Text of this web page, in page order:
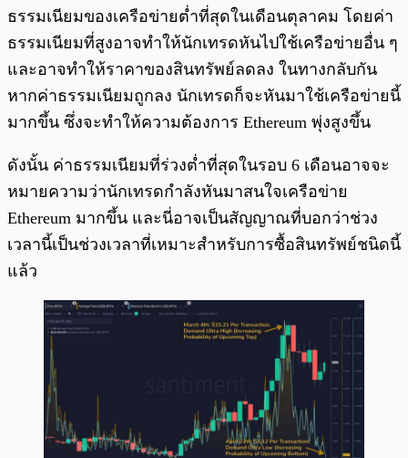
ธรรมเนียมของเครือข่ายต่ำที่สุดในเดือนตุลาคม โดยค่า
ธรรมเนียมที่สูงอาจทำให้นักเทรดหันไปใช้เครือข่ายอื่น ๆ
และอาจทำให้ราคาของสินทรัพย์ลดลง ในทางกลับกัน
หากค่าธรรมเนียมถูกลง นักเทรดก็จะหันมาใช้เครือข่ายนี้
มากขึ้น ซึ่งจะทำให้ความต้องการ Ethereum พุ่งสูงขึ้น
ดังนั้น ค่าธรรมเนียมที่ร่วงต่ำที่สุดในรอบ 6 เดือนอาจจะ
หมายความว่านักเทรดกำลังหันมาสนใจเครือข่าย
Ethereum มากขึ้น และนี่อาจเป็นสัญญาณที่บอกว่าช่วง
เวลานี้เป็นช่วงเวลาที่เหมาะสำหรับการซื้อสินทรัพย์ชนิดนี้
แล้ว